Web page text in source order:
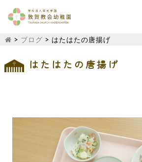
> ブログ > はたはたの唐揚げ
はたはたの唐揚げ